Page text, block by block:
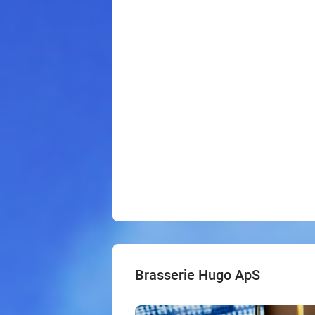
Brasserie Hugo ApS